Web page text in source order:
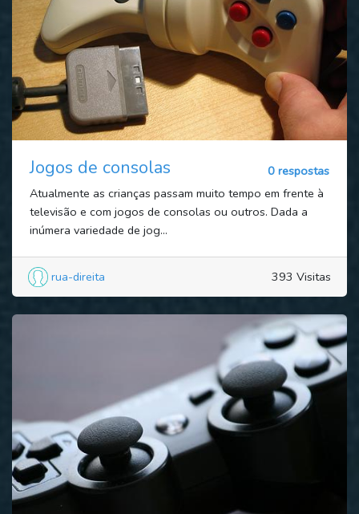
Jogos de consolas
0 respostas
Atualmente as crianças passam muito tempo em frente à
televisão e com jogos de consolas ou outros. Dada a
inúmera variedade de jog...
rua-direita 393 Visitas